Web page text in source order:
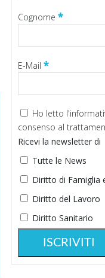
Cognome*
E-Mail*
Ho letto
consenso al
Ricevi la newsletter di
Tutte le News
Diritto di Famiglia
Diritto del Lavoro
Diritto Sanitario